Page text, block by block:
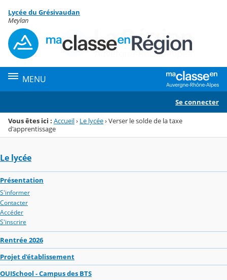
Menu de la rubrique
Contenu
Lycée du Grésivaudan
Meylan
MENU
Se connecter
Vous êtes ici : Accueil› Le lycée›Verser le solde de la taxe
d'apprentissage
Le lycée
Présentation
S'informer
Contacter
Accéder
S'inscrire
Rentrée 2026
Projet d'établissement
OUISchool - Campus des BTS